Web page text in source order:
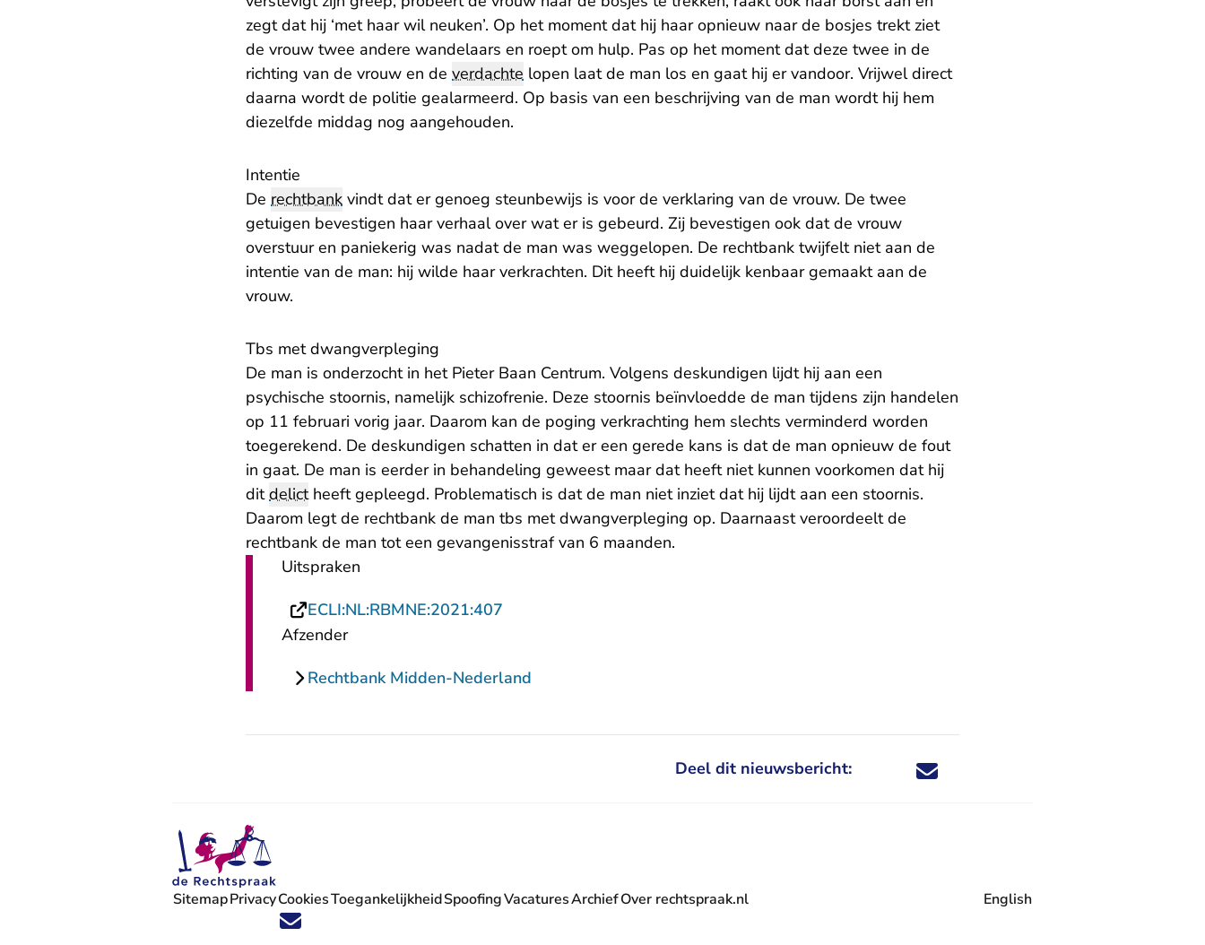
zegt dat hij ‘met haar wil neuken’. Op het moment dat hij haar opnieuw naar de bosjes trekt ziet
de vrouw twee andere wandelaars en roept om hulp. Pas op het moment dat deze twee in de
richting van de vrouw en de verdachte lopen laat de man los en gaat hij er vandoor. Vrijwel direct
daarna wordt de politie gealarmeerd. Op basis van een beschrijving van de man wordt hij hem
diezelfde middag nog aangehouden.
Intentie
De rechtbank vindt dat er genoeg steunbewijs is voor de verklaring van de vrouw. De twee
getuigen bevestigen haar verhaal over wat er is gebeurd. Zij bevestigen ook dat de vrouw
overstuur en paniekerig was nadat de man was weggelopen. De rechtbank twijfelt niet aan de
intentie van de man: hij wilde haar verkrachten. Dit heeft hij duidelijk kenbaar gemaakt aan de
vrouw.
Tbs met dwangverpleging
De man is onderzocht in het Pieter Baan Centrum. Volgens deskundigen lijdt hij aan een
psychische stoornis, namelijk schizofrenie. Deze stoornis beïnvloedde de man tijdens zijn handelen
op 11 februari vorig jaar. Daarom kan de poging verkrachting hem slechts verminderd worden
toegerekend. De deskundigen schatten in dat er een gerede kans is dat de man opnieuw de fout
in gaat. De man is eerder in behandeling geweest maar dat heeft niet kunnen voorkomen dat hij
ditdelictheeft gepleegd. Problematisch is dat de man niet inziet dat hij lijdt aan een stoornis.
Daarom legt de rechtbank de man tbs met dwangverpleging op. Daarnaast veroordeelt de
rechtbank de man tot een gevangenisstraf van 6 maanden.
Uitspraken
ECLI:NL:RBMNE:2021:407
Afzender
Rechtbank Midden-Nederland
Deel dit nieuwsbericht: Deel dit nieuwsbericht via X - U verlaat
Deel dit nieuwsbericht via Facebook - U
Deel dit nieuwsbericht via e-mail
Deel dit nieuwsbericht via LinkedIn - U
Volg ons op X (Twitter) - U verlaat Rechtspraak.nl
Volg ons op Facebook - U verlaat Rechtspraak.nl
Volg ons op Instagram - U verlaat Rechtspraak.nl
Volg ons op Youtube - U verlaat Rechtspraak.nl
Volg ons op LinkedIn - U verlaat Rechtspraak.nl
'Blijf op de hoogte' nieuwsbrief - U verlaat Rechtspraak.nl
SitemapPrivacyCookiesToegankelijkheidSpoofingVacatures
- U verlaat Rechtspraak.nl
ArchiefOver rechtspraak.nl English